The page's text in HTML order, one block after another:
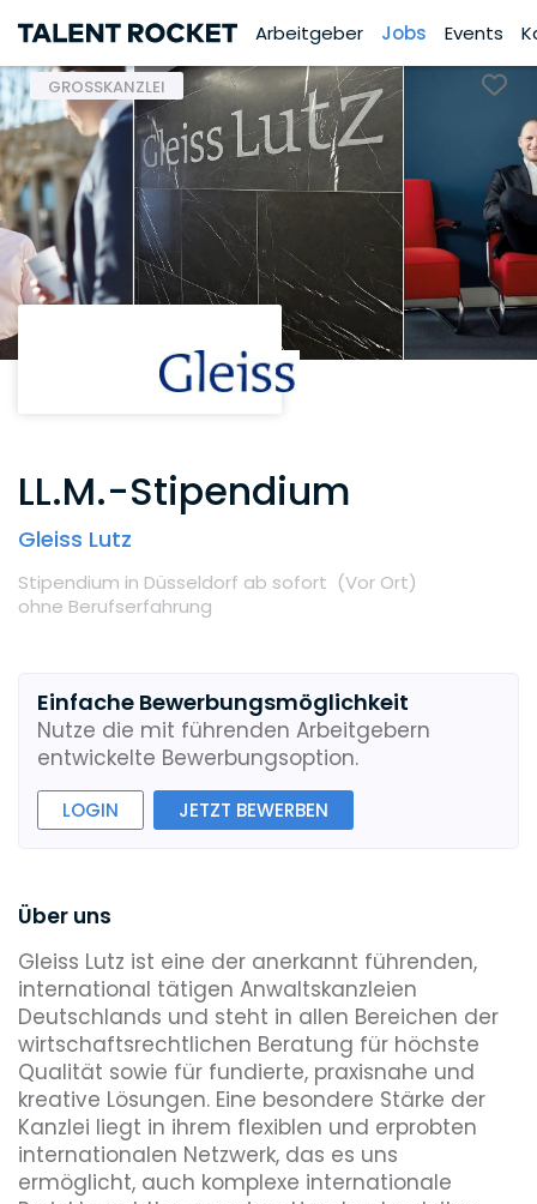
Arbeitgeber Jobs Events
GROSSKANZLEI
LL.M.-Stipendium
Gleiss Lutz
Stipendium in Düsseldorf ab sofort (Vor Ort)
ohne Berufserfahrung
Einfache Bewerbungsmöglichkeit
Nutze die mit führenden Arbeitgebern
entwickelte Bewerbungsoption.
LOGIN JETZT BEWERBEN
Über uns
Gleiss Lutz ist eine der anerkannt führenden,
international tätigen Anwaltskanzleien
Deutschlands und steht in allen Bereichen der
wirtschaftsrechtlichen Beratung für höchste
Qualität sowie für fundierte, praxisnahe und
kreative Lösungen. Eine besondere Stärke der
Kanzlei liegt in ihrem flexiblen und erprobten
internationalen Netzwerk, das es uns
ermöglicht, auch komplexe internationale